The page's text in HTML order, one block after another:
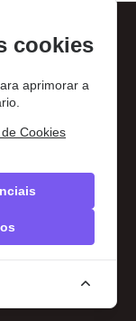
um erro
é apenas para fins
cookies
aprimorar a
Cookies